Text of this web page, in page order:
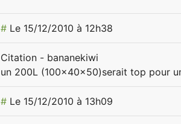
# Le 15/12/2010 à 12h38
Citation - bananekiwi
un 200L (100x40x50)serait top pour
# Le 15/12/2010 à 13h09